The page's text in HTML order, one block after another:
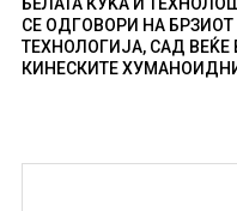
БЕЛАТА КУЌА И
СЕ ОДГОВОРИ НА
ТЕХНОЛОГИЈА, САД ВЕЌЕ
КИНЕСКИТЕ